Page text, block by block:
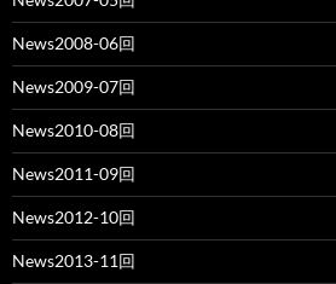
News2008-06回
News2009-07回
News2010-08回
News2011-09回
News2012-10回
News2013-11回